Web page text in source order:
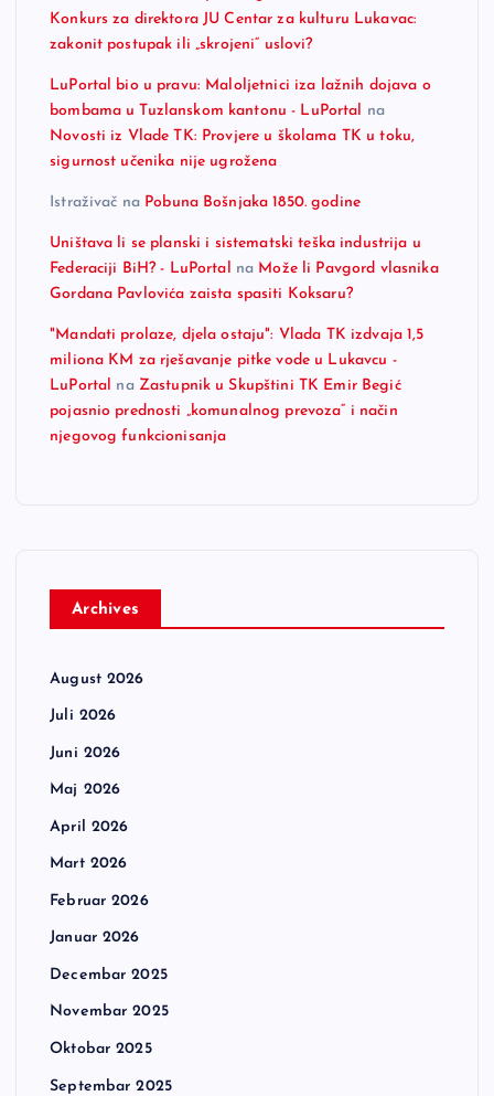
Konkurs za direktora JU Centar za kulturu Lukavac:
zakonit postupak ili „skrojeni“ uslovi?
LuPortal bio u pravu: Maloljetnici iza lažnih dojava o
bombama u Tuzlanskom kantonu - LuPortal na
Novosti iz Vlade TK: Provjere u školama TK u toku,
sigurnost učenika nije ugrožena
Istraživač na Pobuna Bošnjaka 1850. godine
Uništava li se planski i sistematski teška industrija u
Federaciji BiH? - LuPortal na Može li Pavgord vlasnika
Gordana Pavlovića zaista spasiti Koksaru?
"Mandati prolaze, djela ostaju": Vlada TK izdvaja 1,5
miliona KM za rješavanje pitke vode u Lukavcu -
LuPortal na Zastupnik u Skupštini TK Emir Begić
pojasnio prednosti „komunalnog prevoza“ i način
njegovog funkcionisanja
Archives
August 2026
Juli 2026
Juni 2026
Maj 2026
April 2026
Mart 2026
Februar 2026
Januar 2026
Decembar 2025
Novembar 2025
Oktobar 2025
Septembar 2025